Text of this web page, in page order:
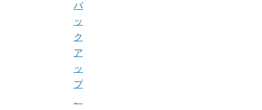
バ
ッ
ク
ア
ッ
プ